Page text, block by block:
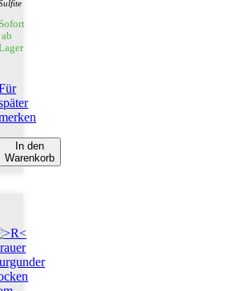
Sofort
ab
In den
Warenkorb